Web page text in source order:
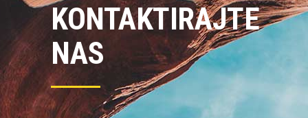
KONTAKTIRAJTE
NAS